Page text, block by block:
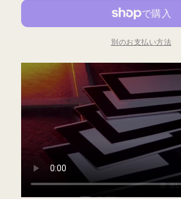
&amp;
の
量
ら
Koller
&amp;
Hide-
の
数
量
を
増
や
す
別のお支払い方法